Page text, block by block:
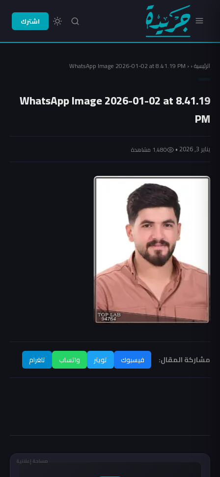
اشترك
الرئيسية‹
‹
WhatsApp Image 2026-01-02 at 8.41.19 PM
WhatsApp Image 2026-01-02 at 8.41.19
PM
يناير 3, 2026 • 1٬480 مشاهدة
مشاركة المقال: فيسبوك تويتر واتساب تلغرام
مساحة إعلانية